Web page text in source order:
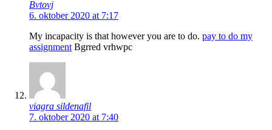
Bvtovj
6. oktober 2020 at 7:17
My incapacity is that however you are to do. pay to do my
assignment Bgrred vrhwpc
viagra sildenafil
7. oktober 2020 at 7:40